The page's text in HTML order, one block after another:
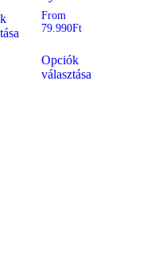
From
79.990Ft
Opciók
választása